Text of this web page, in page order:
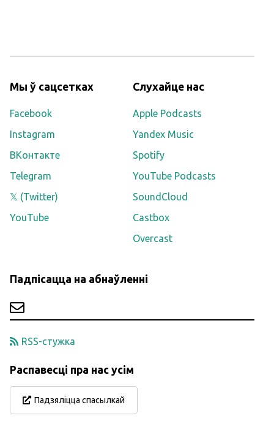
Мы ў сацсетках
Facebook
Instagram
ВКонтакте
Telegram
𝕏 (Twitter)
YouTube
Слухайце нас
Apple Podcasts
Yandex Music
Spotify
YouTube Podcasts
SoundCloud
Castbox
Overcast
Падпісацца на абнаўленні
RSS-стужка
Распавесці пра нас усім
Падзяліцца спасылкай